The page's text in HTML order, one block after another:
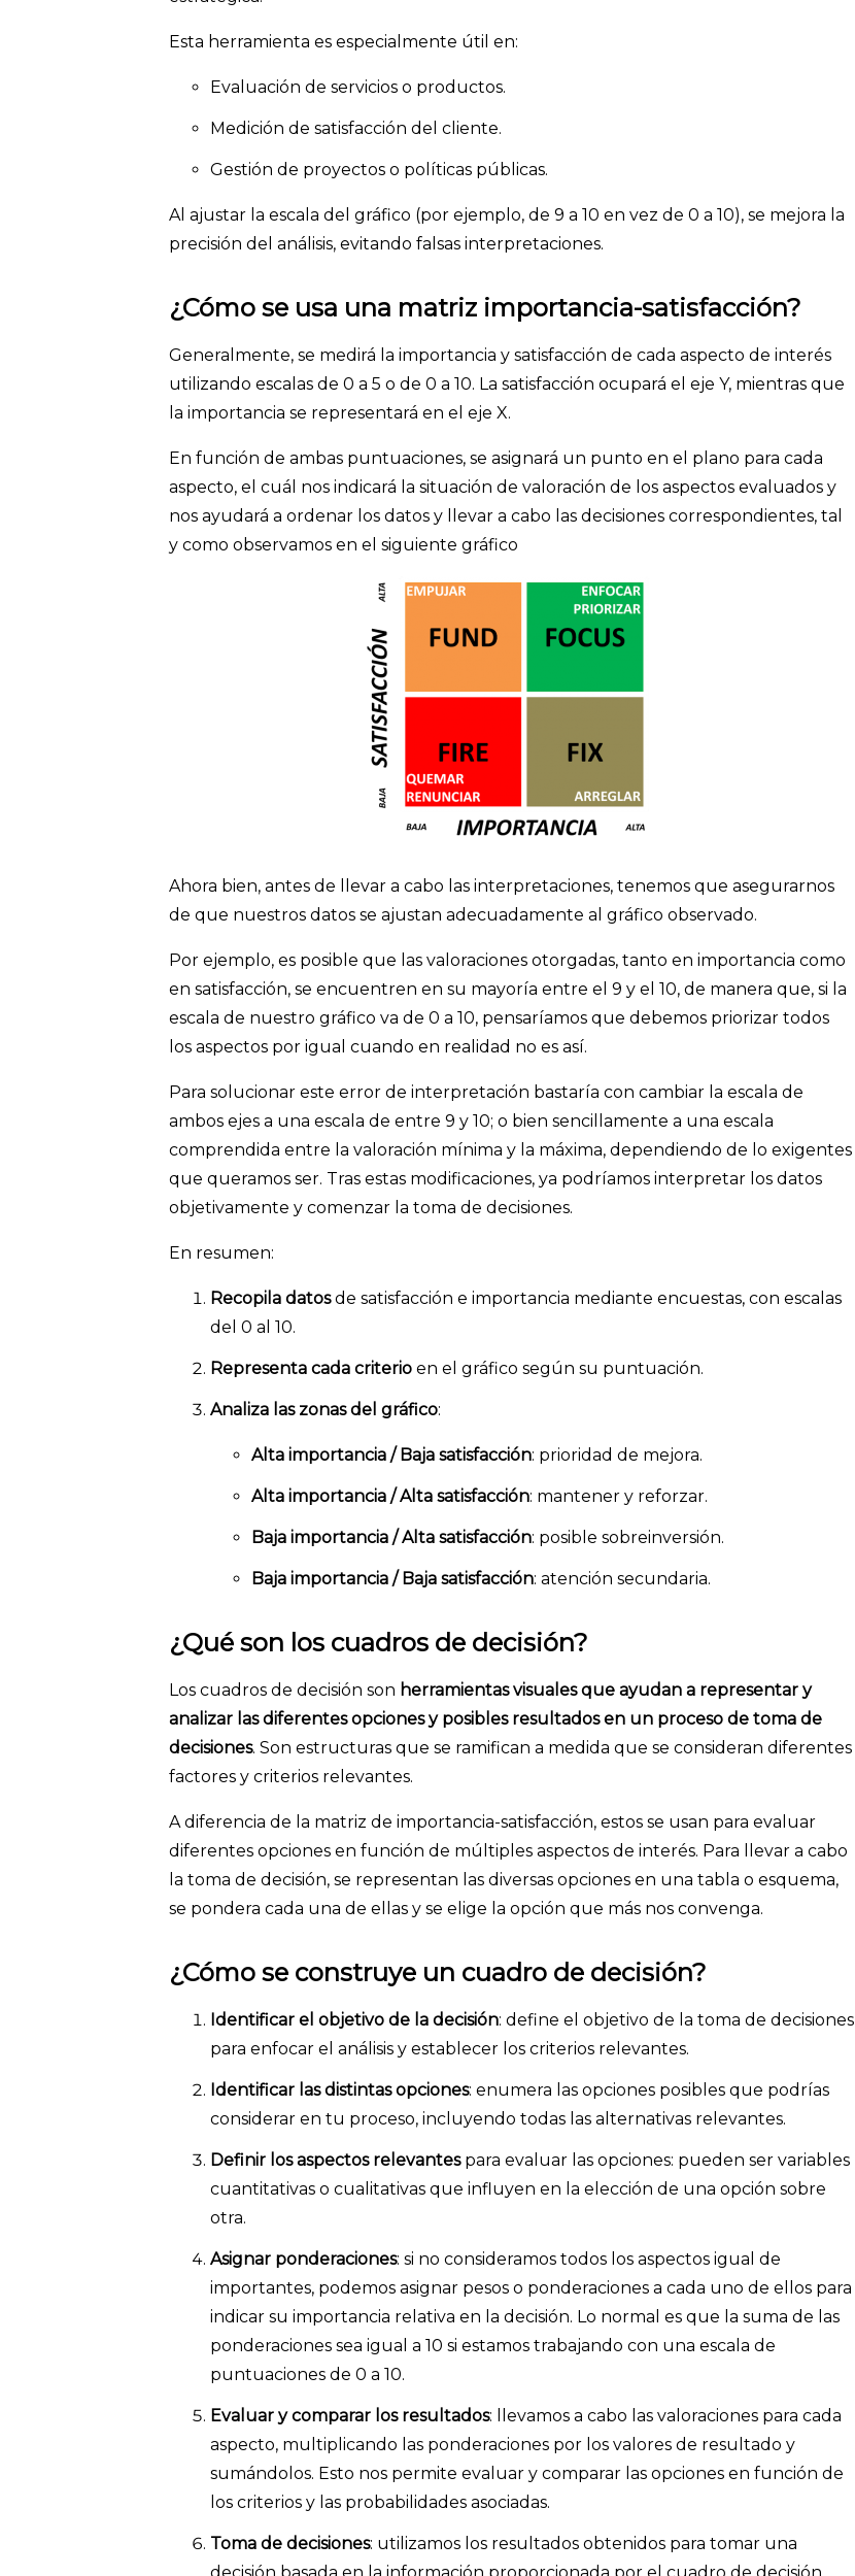
Esta herramienta es especialmente útil en:
Evaluación de servicios o productos.
Medición de satisfacción del cliente.
Gestión de proyectos o políticas públicas.
Al ajustar la escala del gráfico (por ejemplo, de 9 a 10 en vez de 0 a 10), se mejora la
precisión del análisis, evitando falsas interpretaciones.
¿Cómo se usa una matriz importancia-satisfacción?
Generalmente, se medirá la importancia y satisfacción de cada aspecto de interés
utilizando escalas de 0 a 5 o de 0 a 10. La satisfacción ocupará el eje Y, mientras que
la importancia se representará en el eje X.
En función de ambas puntuaciones, se asignará un punto en el plano para cada
aspecto, el cuál nos indicará la situación de valoración de los aspectos evaluados y
nos ayudará a ordenar los datos y llevar a cabo las decisiones correspondientes, tal
y como observamos en el siguiente gráfico
Ahora bien, antes de llevar a cabo las interpretaciones, tenemos que asegurarnos
de que nuestros datos se ajustan adecuadamente al gráfico observado.
Por ejemplo, es posible que las valoraciones otorgadas, tanto en importancia como
en satisfacción, se encuentren en su mayoría entre el 9 y el 10, de manera que, si la
escala de nuestro gráfico va de 0 a 10, pensaríamos que debemos priorizar todos
los aspectos por igual cuando en realidad no es así.
Para solucionar este error de interpretación bastaría con cambiar la escala de
ambos ejes a una escala de entre 9 y 10; o bien sencillamente a una escala
comprendida entre la valoración mínima y la máxima, dependiendo de lo exigentes
que queramos ser. Tras estas modificaciones, ya podríamos interpretar los datos
objetivamente y comenzar la toma de decisiones.
En resumen:
Recopila datosde satisfacción e importancia mediante encuestas, con escalas
del 0 al 10.
Representa cada criterio en el gráfico según su puntuación.
Analiza las zonas del gráfico:
Alta importancia / Baja satisfacción: prioridad de mejora.
Alta importancia / Alta satisfacción: mantener y reforzar.
Baja importancia / Alta satisfacción: posible sobreinversión.
Baja importancia / Baja satisfacción: atención secundaria.
¿Qué son los cuadros de decisión?
Los cuadros de decisión son herramientas visuales que ayudan a representar y
analizar las diferentes opciones y posibles resultados en un proceso de toma de
decisiones. Son estructuras que se ramifican a medida que se consideran diferentes
factores y criterios relevantes.
A diferencia de la matriz de importancia-satisfacción, estos se usan para evaluar
diferentes opciones en función de múltiples aspectos de interés. Para llevar a cabo
la toma de decisión, se representan las diversas opciones en una tabla o esquema,
se pondera cada una de ellas y se elige la opción que más nos convenga.
¿Cómo se construye un cuadro de decisión?
Identificar el objetivo de la decisión: define el objetivo de la toma de decisiones
para enfocar el análisis y establecer los criterios relevantes.
Identificar las distintas opciones: enumera las opciones posibles que podrías
considerar en tu proceso, incluyendo todas las alternativas relevantes.
Definir los aspectos relevantespara evaluar las opciones: pueden ser variables
cuantitativas o cualitativas que influyen en la elección de una opción sobre
otra.
Asignar ponderaciones: si no consideramos todos los aspectos igual de
importantes, podemos asignar pesos o ponderaciones a cada uno de ellos para
indicar su importancia relativa en la decisión. Lo normal es que la suma de las
ponderaciones sea igual a 10 si estamos trabajando con una escala de
puntuaciones de 0 a 10.
Evaluar y comparar los resultados: llevamos a cabo las valoraciones para cada
aspecto, multiplicando las ponderaciones por los valores de resultado y
sumándolos. Esto nos permite evaluar y comparar las opciones en función de
los criterios y las probabilidades asociadas.
Toma de decisiones: utilizamos los resultados obtenidos para tomar una